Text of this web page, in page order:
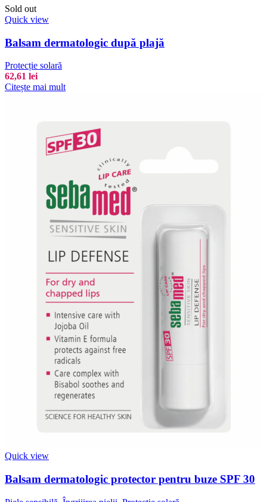
Sold out
Quick view
Balsam dermatologic după plajă
Protecție solară
62,61 lei
Citește mai mult
Quick view
Balsam dermatologic protector pentru buze SPF 30